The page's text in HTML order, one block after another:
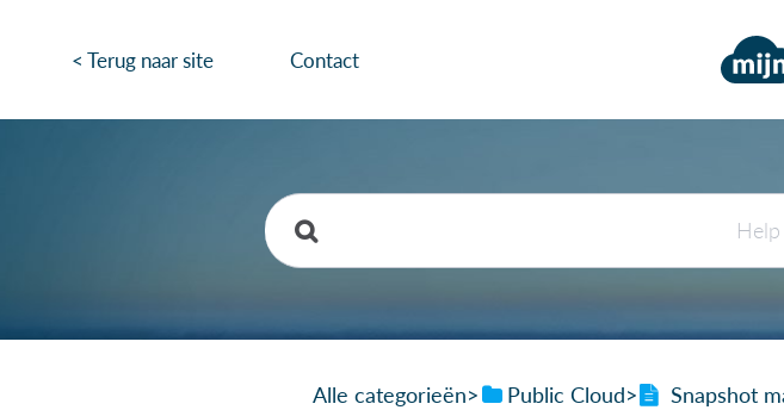
< Terug naar site Contact
Alle categorieën​>​ ​Public Cloud​>​ Snapshot